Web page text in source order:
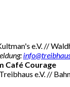
e.V. //
Café Courage
e.V. //